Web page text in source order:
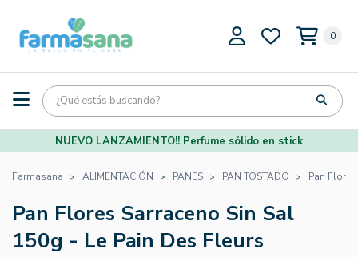
0
NUEVO LANZAMIENTO!! Perfume sólido en stick
Farmasana ALIMENTACIÓN PANES PAN TOSTADO Pan
Pan Flores Sarraceno Sin Sal
150g - Le Pain Des Fleurs